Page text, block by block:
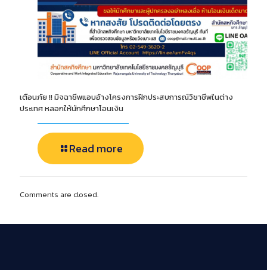
เตือนภัย !! มิจฉาชีพแอบอ้างโครงการฝึกประสบการณ์วิชาชีพในต่าง
ประเทศ หลอกให้นักศึกษาโอนเงิน
Read more
Comments are closed.